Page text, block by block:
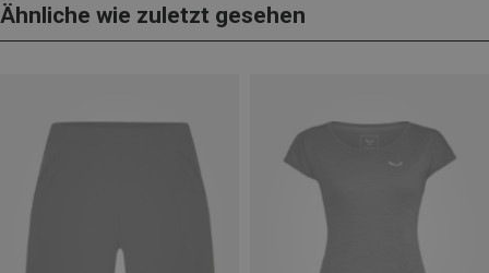
Ähnliche wie zuletzt gesehen